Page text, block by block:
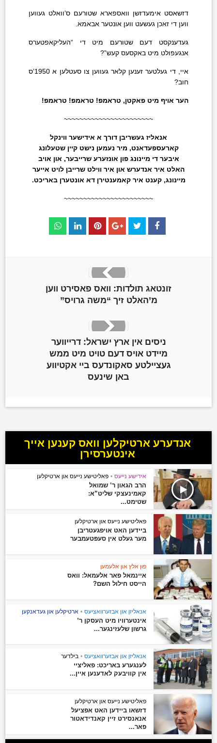
דזשאסט אימעדזשן וואספארא שטורעם ס’וואלט געווען
ווען די זאכן געשעט ווען אונטער אבאמא.
געדענקסט דעם שטורעם מיט די “העליקאפטערס
אנגעפולט מיט באקסעס קעש”?
איי, די געלטער זענען קלאר געווען צו סעטלען א 1950’ס
חוב?
הער אויף מיט פאקטן, טראמפ! טראמפ! טראמפ!
~~~~~~~~~~~~~~~~~~~~~~~
אנאליז געשריבן דורך א אידישער ווינקל
קארעספעדאנט, מיר נעמען נישט קיין שטעלונג
איבער די מיינונג פון אונזערע שרייבער, און אויב
האלט איר אנדערש און איר ווילט שרייבן לויט אייער
מיינונג, קענט איר קאמענטירן דא אונטערן באריכט.
~~~~~~~~~~~~~~~~~~~~~~~
זונטאג תולדות: וואס פאסירט ווען
מ’האלט זיך “משה גרויס”
ניסים אין ארץ ישראל: דרייווער
מיידט אויס דעם טויט מיט ממש
געציילטע סאקונדעס ביי אקטיווע
באן שינעס
אנדערע ארטיקלען וואס קענען אייך
אינטערסירן
אידישע נייעס • פאליטישע נייעס און ארטיקלען
הרב הגאון ר’ שמואל
קאמינעצקי שליט”א:
שטימט...
פאליטישע נייעס און ארטיקלען
ביידען האט אויפגעטריבן
מער געלט אין סעפּטעמבער
פון אלץ און אלעמען
איינמאל פאר אלעמאל: וואס
הייסט חילול השם?
אנאליזן און אבזערוואציעס • ארטיקלען און געדאנקען
אינטערוויו מיט העסקן ר’
גרשון שלעזינגער...
אנאליזן און אבזערוואציעס • בילדער
לענגערע באריכט: פאליציי
אין קוויבעק לאדענען איין...
פאליטישע נייעס און ארטיקלען
דזשאו ביידען האט אפציעל
אנאנסירט זיין קאנדידאטור
פאר...